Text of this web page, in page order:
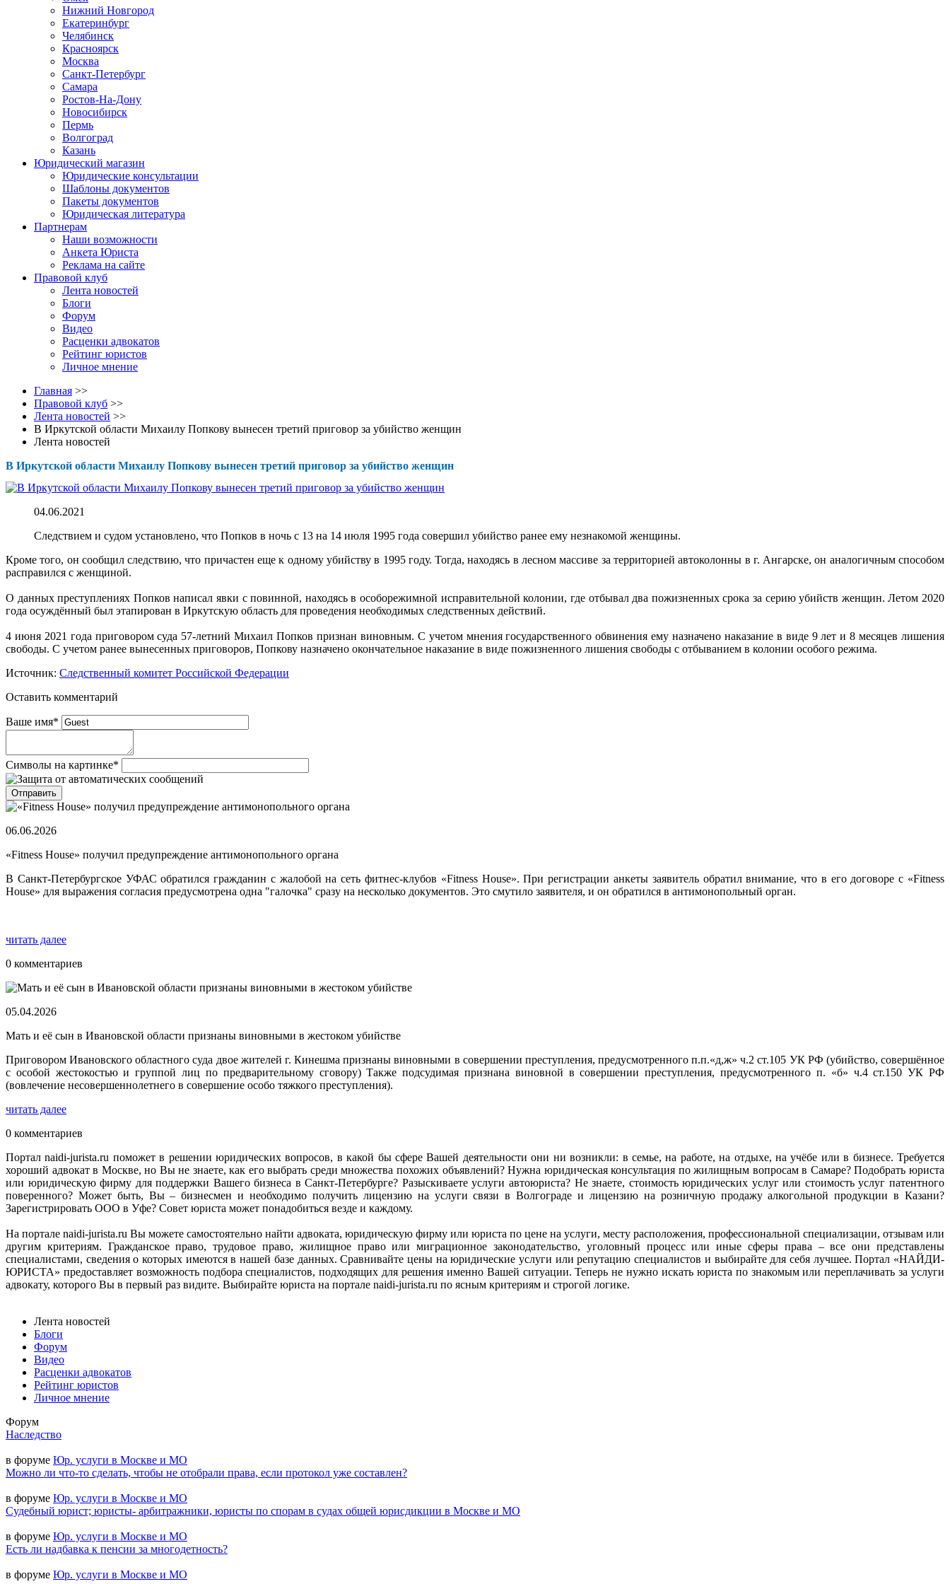
Нижний Новгород
Екатеринбург
Челябинск
Красноярск
Москва
Санкт-Петербург
Самара
Ростов-На-Дону
Новосибирск
Пермь
Волгоград
Казань
Юридический магазин
Юридические консультации
Шаблоны документов
Пакеты документов
Юридическая литература
Партнерам
Наши возможности
Анкета Юриста
Реклама на сайте
Правовой клуб
Лента новостей
Блоги
Форум
Видео
Расценки адвокатов
Рейтинг юристов
Личное мнение
Главная >>
Правовой клуб >>
Лента новостей >>
В Иркутской области Михаилу Попкову вынесен третий приговор за убийство женщин
Лента новостей
В Иркутской области Михаилу Попкову вынесен третий приговор за убийство женщин
04.06.2021
Следствием и судом установлено, что Попков в ночь с 13 на 14 июля 1995 года совершил убийство ранее ему незнакомой женщины.
Кроме того, он сообщил следствию, что причастен еще к одному убийству в 1995 году. Тогда, находясь в лесном массиве за территорией автоколонны в г. Ангарске, он аналогичным способом
расправился с женщиной.
О данных преступлениях Попков написал явки с повинной, находясь в особорежимной исправительной колонии, где отбывал два пожизненных срока за серию убийств женщин. Летом 2020
года осуждённый был этапирован в Иркутскую область для проведения необходимых следственных действий.
4 июня 2021 года приговором суда 57-летний Михаил Попков признан виновным. С учетом мнения государственного обвинения ему назначено наказание в виде 9 лет и 8 месяцев лишения
свободы. С учетом ранее вынесенных приговоров, Попкову назначено окончательное наказание в виде пожизненного лишения свободы с отбыванием в колонии особого режима.
Источник: Следственный комитет Российской Федерации
Оставить комментарий
Ваше имя*
Символы на картинке*
06.06.2026
«Fitness House» получил предупреждение антимонопольного органа
В Санкт-Петербургское УФАС обратился гражданин с жалобой на сеть фитнес-клубов «Fitness House». При регистрации анкеты заявитель обратил внимание, что в его договоре с «Fitness
House» для выражения согласия предусмотрена одна "галочка" сразу на несколько документов. Это смутило заявителя, и он обратился в антимонопольный орган.
читать далее
0 комментариев
05.04.2026
Мать и её сын в Ивановской области признаны виновными в жестоком убийстве
Приговором Ивановского областного суда двое жителей г. Кинешма признаны виновными в совершении преступления, предусмотренного п.п.«д,ж» ч.2 ст.105 УК РФ (убийство, совершённое
с особой жестокостью и группой лиц по предварительному сговору) Также подсудимая признана виновной в совершении преступления, предусмотренного п. «б» ч.4 ст.150 УК РФ
(вовлечение несовершеннолетнего в совершение особо тяжкого преступления).
читать далее
0 комментариев
Портал naidi-jurista.ru поможет в решении юридических вопросов, в какой бы сфере Вашей деятельности они ни возникли: в семье, на работе, на отдыхе, на учёбе или в бизнесе. Требуется
хороший адвокат в Москве, но Вы не знаете, как его выбрать среди множества похожих объявлений? Нужна юридическая консультация по жилищным вопросам в Самаре? Подобрать юриста
или юридическую фирму для поддержки Вашего бизнеса в Санкт-Петербурге? Разыскиваете услуги автоюриста? Не знаете, стоимость юридических услуг или стоимость услуг патентного
поверенного? Может быть, Вы – бизнесмен и необходимо получить лицензию на услуги связи в Волгограде и лицензию на розничную продажу алкогольной продукции в Казани?
Зарегистрировать ООО в Уфе? Совет юриста может понадобиться везде и каждому.
На портале naidi-jurista.ru Вы можете самостоятельно найти адвоката, юридическую фирму или юриста по цене на услуги, месту расположения, профессиональной специализации, отзывам или
другим критериям. Гражданское право, трудовое право, жилищное право или миграционное законодательство, уголовный процесс или иные сферы права – все они представлены
специалистами, сведения о которых имеются в нашей базе данных. Сравнивайте цены на юридические услуги или репутацию специалистов и выбирайте для себя лучшее. Портал «НАЙДИ-
ЮРИСТА» предоставляет возможность подбора специалистов, подходящих для решения именно Вашей ситуации. Теперь не нужно искать юриста по знакомым или переплачивать за услуги
адвокату, которого Вы в первый раз видите. Выбирайте юриста на портале naidi-jurista.ru по ясным критериям и строгой логике.
Лента новостей
Блоги
Форум
Видео
Расценки адвокатов
Рейтинг юристов
Личное мнение
Форум
Наследство
в форуме Юр. услуги в Москве и МО
Можно ли что-то сделать, чтобы не отобрали права, если протокол уже составлен?
в форуме Юр. услуги в Москве и МО
Судебный юрист; юристы- арбитражники, юристы по спорам в судах общей юрисдикции в Москве и МО
в форуме Юр. услуги в Москве и МО
Есть ли надбавка к пенсии за многодетность?
в форуме Юр. услуги в Москве и МО